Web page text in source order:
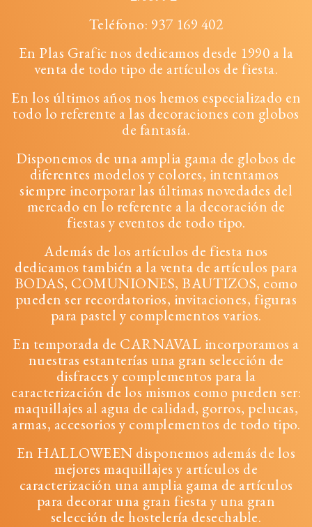
Teléfono: 937 169 402
En Plas Grafic nos dedicamos desde 1990 a la
venta de todo tipo de artículos de fiesta.
En los últimos años nos hemos especializado en
todo lo referente a las decoraciones con globos
de fantasía.
Disponemos de una amplia gama de globos de
diferentes modelos y colores, intentamos
siempre incorporar las últimas novedades del
mercado en lo referente a la decoración de
fiestas y eventos de todo tipo.
Además de los artículos de fiesta nos
dedicamos también a la venta de artículos para
BODAS, COMUNIONES, BAUTIZOS, como
pueden ser recordatorios, invitaciones, figuras
para pastel y complementos varios.
En temporada de CARNAVAL incorporamos a
nuestras estanterías una gran selección de
disfraces y complementos para la
caracterización de los mismos como pueden ser:
maquillajes al agua de calidad, gorros, pelucas,
armas, accesorios y complementos de todo tipo.
En HALLOWEEN disponemos además de los
mejores maquillajes y artículos de
caracterización una amplia gama de artículos
para decorar una gran fiesta y una gran
selección de hostelería desechable.